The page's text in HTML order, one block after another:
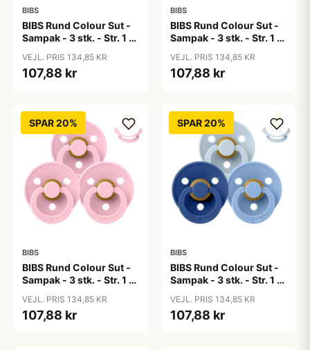
BIBS
BIBS Rund Colour Sut -
Sampak - 3 stk. - Str. 1 -
VEJL. PRIS 134,85 KR
107,88 kr
BIBS
BIBS Rund Colour Sut -
Sampak - 3 stk. - Str. 1 -
VEJL. PRIS 134,85 KR
107,88 kr
SPAR 20%
BIBS
BIBS Rund Colour Sut -
Sampak - 3 stk. - Str. 1 -
VEJL. PRIS 134,85 KR
107,88 kr
SPAR 20%
BIBS
BIBS Rund Colour Sut -
Sampak - 3 stk. - Str. 1 -
VEJL. PRIS 134,85 KR
107,88 kr